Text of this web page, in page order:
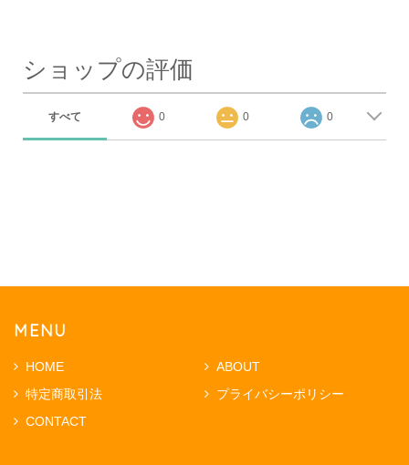
ショップの評価
すべて 0 0 0
MENU
HOME
ABOUT
特定商取引法
プライバシーポリシー
CONTACT